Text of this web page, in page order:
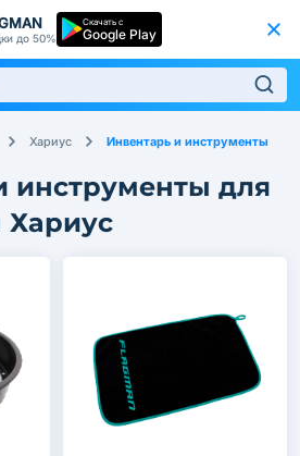
до 50%
Скачать с
Google Play
Хариус Инвентарь и инструменты
инструменты для